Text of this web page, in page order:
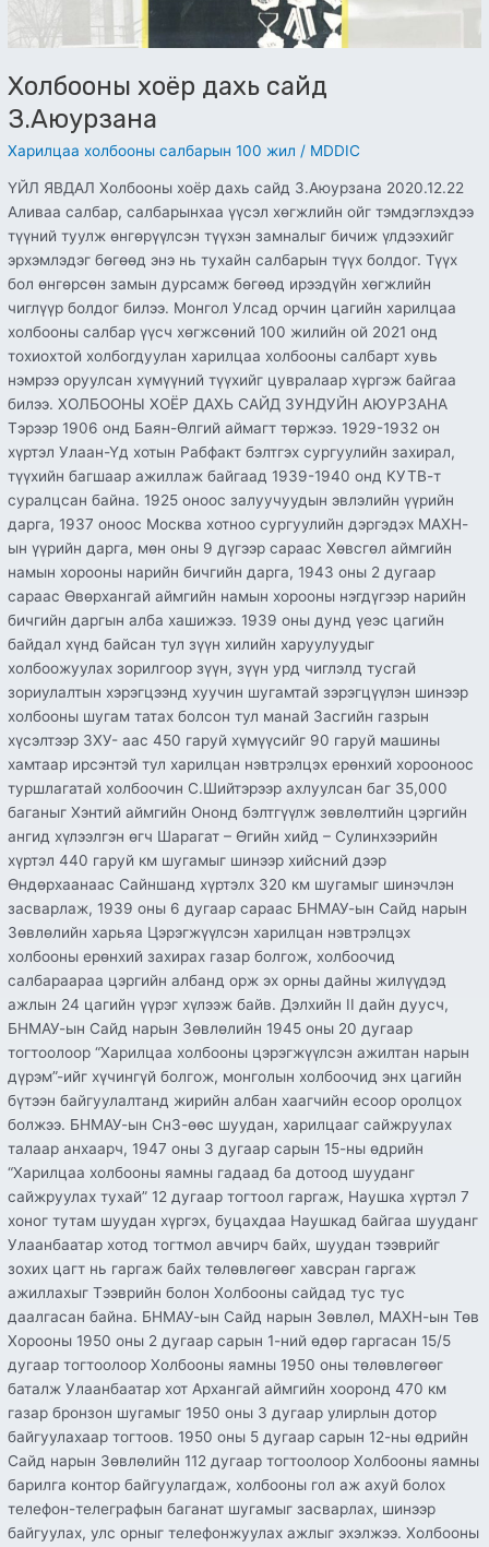
Холбооны хоёр дахь сайд
З.Аюурзана
Харилцаа холбооны салбарын 100 жил / MDDIC
ҮЙЛ ЯВДАЛ Холбооны хоёр дахь сайд З.Аюурзана 2020.12.22
Аливаа салбар, салбарынхаа үүсэл хөгжлийн ойг тэмдэглэхдээ
түүний туулж өнгөрүүлсэн түүхэн замналыг бичиж үлдээхийг
эрхэмлэдэг бөгөөд энэ нь тухайн салбарын түүх болдог. Түүх
бол өнгөрсөн замын дурсамж бөгөөд ирээдүйн хөгжлийн
чиглүүр болдог билээ. Монгол Улсад орчин цагийн харилцаа
холбооны салбар үүсч хөгжсөний 100 жилийн ой 2021 онд
тохиохтой холбогдуулан харилцаа холбооны салбарт хувь
нэмрээ оруулсан хүмүүний түүхийг цувралаар хүргэж байгаа
билээ. ХОЛБООНЫ ХОЁР ДАХЬ САЙД ЗУНДУЙН АЮУРЗАНА
Тэрээр 1906 онд Баян-Өлгий аймагт төржээ. 1929-1932 он
хүртэл Улаан-Үд хотын Рабфакт бэлтгэх сургуулийн захирал,
түүхийн багшаар ажиллаж байгаад 1939-1940 онд КУТВ-т
суралцсан байна. 1925 оноос залуучуудын эвлэлийн үүрийн
дарга, 1937 оноос Москва хотноо сургуулийн дэргэдэх МАХН-
ын үүрийн дарга, мөн оны 9 дүгээр сараас Хөвсгөл аймгийн
намын хорооны нарийн бичгийн дарга, 1943 оны 2 дугаар
сараас Өвөрхангай аймгийн намын хорооны нэгдүгээр нарийн
бичгийн даргын алба хашижээ. 1939 оны дунд үеэс цагийн
байдал хүнд байсан тул зүүн хилийн харуулуудыг
холбоожуулах зорилгоор зүүн, зүүн урд чиглэлд тусгай
зориулалтын хэрэгцээнд хуучин шугамтай зэрэгцүүлэн шинээр
холбооны шугам татах болсон тул манай Засгийн газрын
хүсэлтээр ЗХУ- аас 450 гаруй хүмүүсийг 90 гаруй машины
хамтаар ирсэнтэй тул харилцан нэвтрэлцэх ерөнхий хорооноос
туршлагатай холбоочин С.Шийтэрээр ахлуулсан баг 35,000
баганыг Хэнтий аймгийн Ононд бэлтгүүлж зөвлөлтийн цэргийн
ангид хүлээлгэн өгч Шарагат – Өгийн хийд – Сулинхээрийн
хүртэл 440 гаруй км шугамыг шинээр хийсний дээр
Өндөрхаанаас Сайншанд хүртэлх 320 км шугамыг шинэчлэн
засварлаж, 1939 оны 6 дугаар сараас БНМАУ-ын Сайд нарын
Зөвлөлийн харьяа Цэрэгжүүлсэн харилцан нэвтрэлцэх
холбооны ерөнхий захирах газар болгож, холбоочид
салбараараа цэргийн албанд орж эх орны дайны жилүүдэд
ажлын 24 цагийн үүрэг хүлээж байв. Дэлхийн II дайн дуусч,
БНМАУ-ын Сайд нарын Зөвлөлийн 1945 оны 20 дугаар
тогтоолоор “Харилцаа холбооны цэрэгжүүлсэн ажилтан нарын
дүрэм”-ийг хүчингүй болгож, монголын холбоочид энх цагийн
бүтээн байгуулалтанд жирийн албан хаагчийн есоор оролцох
болжээ. БНМАУ-ын СнЗ-өөс шуудан, харилцааг сайжруулах
талаар анхаарч, 1947 оны 3 дугаар сарын 15-ны өдрийн
“Харилцаа холбооны яамны гадаад ба дотоод шууданг
сайжруулах тухай” 12 дугаар тогтоол гаргаж, Наушка хүртэл 7
хоног тутам шуудан хүргэх, буцахдаа Наушкад байгаа шууданг
Улаанбаатар хотод тогтмол авчирч байх, шуудан тээврийг
зохих цагт нь гаргаж байх төлөвлөгөөг хавсран гаргаж
ажиллахыг Тээврийн болон Холбооны сайдад тус тус
даалгасан байна. БНМАУ-ын Сайд нарын Зөвлөл, МАХН-ын Төв
Хорооны 1950 оны 2 дугаар сарын 1-ний өдөр гаргасан 15/5
дугаар тогтоолоор Холбооны яамны 1950 оны төлөвлөгөөг
баталж Улаанбаатар хот Архангай аймгийн хооронд 470 км
газар бронзон шугамыг 1950 оны 3 дугаар улирлын дотор
байгуулахаар тогтоов. 1950 оны 5 дугаар сарын 12-ны өдрийн
Сайд нарын Зөвлөлийн 112 дугаар тогтоолоор Холбооны яамны
барилга контор байгуулагдаж, холбооны гол аж ахуй болох
телефон-телеграфын баганат шугамыг засварлах, шинээр
байгуулах, улс орныг телефонжуулах ажлыг эхэлжээ. Холбооны